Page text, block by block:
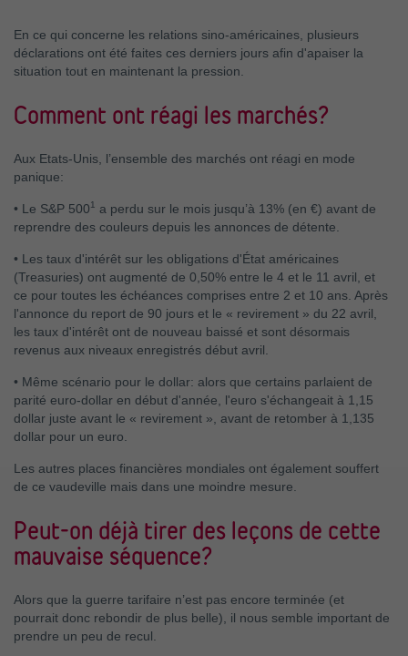
En ce qui concerne les relations sino-américaines, plusieurs
déclarations ont été faites ces derniers jours afin d'apaiser la
situation tout en maintenant la pression.
Comment ont réagi les marchés?
Aux Etats-Unis, l’ensemble des marchés ont réagi en mode
panique:
• Le S&P 5001 a perdu sur le mois jusqu’à 13% (en €) avant de
reprendre des couleurs depuis les annonces de détente.
• Les taux d'intérêt sur les obligations d'État américaines
(Treasuries) ont augmenté de 0,50% entre le 4 et le 11 avril, et
ce pour toutes les échéances comprises entre 2 et 10 ans. Après
l'annonce du report de 90 jours et le « revirement » du 22 avril,
les taux d'intérêt ont de nouveau baissé et sont désormais
revenus aux niveaux enregistrés début avril.
• Même scénario pour le dollar: alors que certains parlaient de
parité euro-dollar en début d'année, l'euro s'échangeait à 1,15
dollar juste avant le « revirement », avant de retomber à 1,135
dollar pour un euro.
Les autres places financières mondiales ont également souffert
de ce vaudeville mais dans une moindre mesure.
Peut-on déjà tirer des leçons de cette
mauvaise séquence?
Alors que la guerre tarifaire n’est pas encore terminée (et
pourrait donc rebondir de plus belle), il nous semble important de
prendre un peu de recul.